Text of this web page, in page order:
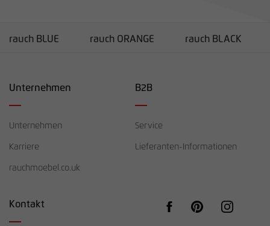
rauch BLUE rauch ORANGE rauch BLACK
Unternehmen
Unternehmen
Karriere
rauchmoebel.co.uk
B2B
Service
Lieferanten-Informationen
Kontakt